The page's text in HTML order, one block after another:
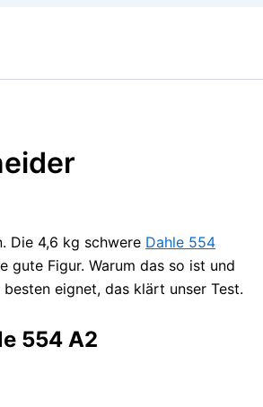
Die 4,6 kg schwere Dahle 554
gute Figur. Warum das so ist und
eignet, das klärt unser Test.
554 A2